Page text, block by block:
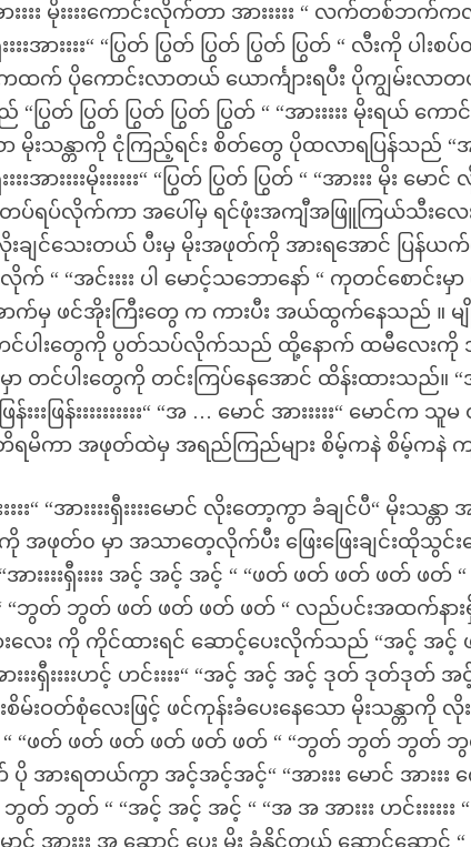
ားးးး မိုးးးးကောင်းလိုက်တာ အားးးးး “ လက်တစ်
းးးအားးးး“ “ပြွတ် ပြွတ် ပြွတ် ပြွတ် ပြွတ် “ လီးကို ပ
ကထက် ပိုကောင်းလာတယ် ယောင်္ကျားရပီး ပိုကျွမ်းလာ
ပြွတ် ပြွတ် ပြွတ် ပြွတ် ပြွတ် “ “အားးးးး မိုးရယ် က
ာ မိုးသန္တာကို ငုံကြည့်ရင်း စိတ်တွေ ပိုထလာရပြန်သည် “အ
းးးအားးးးမိုးးးးးး“ “ပြွတ် ပြွတ် ပြွတ် “ “အားးး မို
ရပ်လိုက်ကာ အပေါ်မှ ရင်ဖုံးအကျီအဖြူကြယ်သီးလေ
လိုးချင်သေးတယ် ပီးမှ မိုးအဖုတ်ကို အားရအောင် ပြန်
“ “အင်းးးး ပါ မောင့်သဘောနော် “ ကုတင်စော
ာက်မှ ဖင်အိုးကြီးတွေ က ကားပီး အယ်ထွက်နေသည် ။ မျို
တင်ပါးတွေကို ပွတ်သပ်လိုက်သည် ထို့နောက် ထမီလေး
ာ တင်ပါးတွေကို တင်းကြပ်နေအောင် ထိန်းထားသည်။ “
းးဖြန်းးးးးးးးးး“ “အ … မောင် အားးးးး“ မော
ကာ အဖုတ်ထဲမှ အရည်ကြည်များ စိမ့်ကနဲ စိမ့်ကနဲ
းးးးးးးးးး“ “အားးးးရှီးးးးမောင် လိုးတော့ကွာ ခံချင်ပီ
တ်၀ မှာ အသာတေ့လိုက်ပီး ဖြေးဖြေးချင်းထိုသွင်းပ
“အားးးးရှီးးးး အင့် အင့် အင့် “ “ဖတ် ဖတ် ဖတ် ဖတ် ဖတ်
းး “ “ဘွတ် ဘွတ် ဖတ် ဖတ် ဖတ် ဖတ် “ လည်ပင်းအထက်
လေး ကို ကိုင်ထားရင် ဆောင့်ပေးလိုက်သည် “အင့် အင့်
အားးးရှီးးးးဟင့် ဟင်းးးး“ “အင့် အင့် အင့် ဒုတ် ဒုတ်ဒုတ်
င်းစိမ်းဝတ်စုံလေးဖြင့် ဖင်ကုန်းခံပေးနေသော မိုးသန္တ
“ဖတ် ဖတ် ဖတ် ဖတ် ဖတ် ဖတ် “ “ဘွတ် ဘွတ် ဘွတ် ဘွတ်
အားရတယ်ကွာ အင့်အင့်အင့်“ “အားးး မောင် အားးး က
တ် ဘွတ် “ “အင့် အင့် အင့် “ “အ အ အားးး ဟင်းးးးးး
ာင် အားးး အ ဆောင့် ပေး မိုး ခံနိုင်တယ် ဆောင့်ဆေ